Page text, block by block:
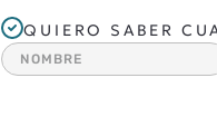
QUIERO SABER